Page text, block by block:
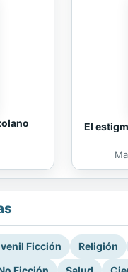
El
Ficción Religión